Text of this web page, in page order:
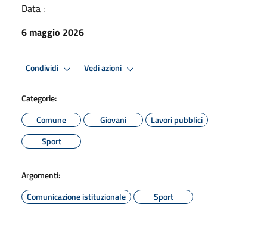
Data :
6 maggio 2026
Condividi Vedi azioni
Categorie:
Comune
Giovani
Lavori pubblici
Sport
Argomenti:
Comunicazione istituzionale
Sport